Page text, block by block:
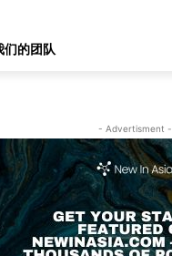
们的团队
- Advertisment -